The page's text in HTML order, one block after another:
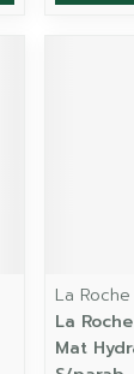
La
La
Mat